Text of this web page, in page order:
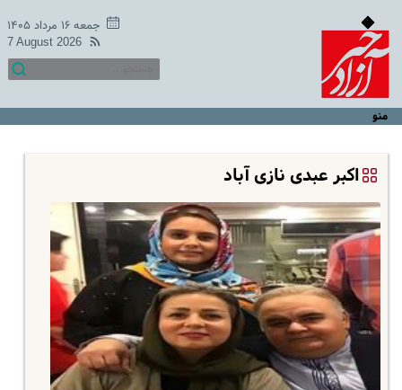
جمعه ۱۶ مرداد ۱۴۰۵
7 August 2026
منو
اکبر عبدی نازی آباد